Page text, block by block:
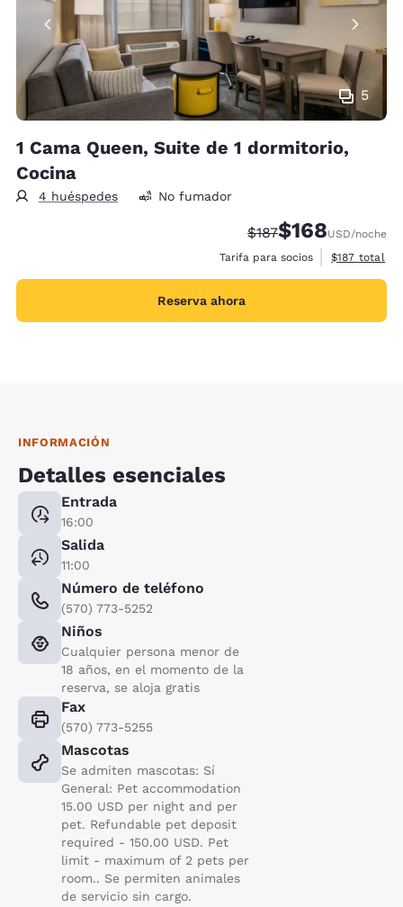
5
1 Cama Queen, Suite de 1 dormitorio,
Cocina
4 huéspedes No fumador
Tarifa tachada:
$187Tarifa reducida:
$168USD/noche
Tarifa para socios
Ver detalles
$187 total
Reserva ahora
INFORMACIÓN
Detalles esenciales
Entrada
16:00
Salida
11:00
Número de teléfono
(570) 773-5252
Niños
Cualquier persona menor de
18 años, en el momento de la
reserva, se aloja gratis
Fax
(570) 773-5255
Mascotas
Se admiten mascotas: Sí
General: Pet accommodation
15.00 USD per night and per
pet. Refundable pet deposit
required - 150.00 USD. Pet
limit - maximum of 2 pets per
room.. Se permiten animales
de servicio sin cargo.